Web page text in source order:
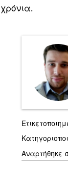
χρόνια.
Αναρτήθηκε